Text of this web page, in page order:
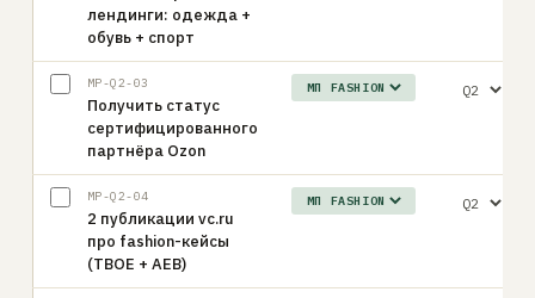
лендинги: одежда +
обувь + спорт
MP-Q2-03
Получить статус
сертифицированного
партнёра Ozon
MP-Q2-04
2 публикации vc.ru
про fashion-кейсы
(ТВОЕ + АЕВ)